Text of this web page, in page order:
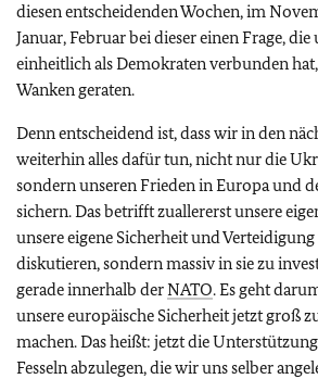
diesen entscheidenden Wochen, im
Januar, Februar bei dieser einen Frage, die
einheitlich als Demokraten verbunden
Wanken geraten.
Denn entscheidend ist, dass wir in den
weiterhin alles dafür tun, nicht nur die
sondern unseren Frieden in Europa und
sichern. Das betrifft zuallererst unsere
unsere eigene Sicherheit und
diskutieren, sondern massiv in sie zu
gerade innerhalb derNATO. Es geht
unsere europäische Sicherheit jetzt groß
machen. Das heißt: jetzt die
Fesseln abzulegen, die wir uns selber